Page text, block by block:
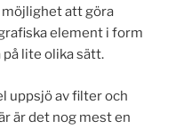
möjlighet att göra
element i form
lite olika sätt.
uppsjö av filter och
är det nog mest en